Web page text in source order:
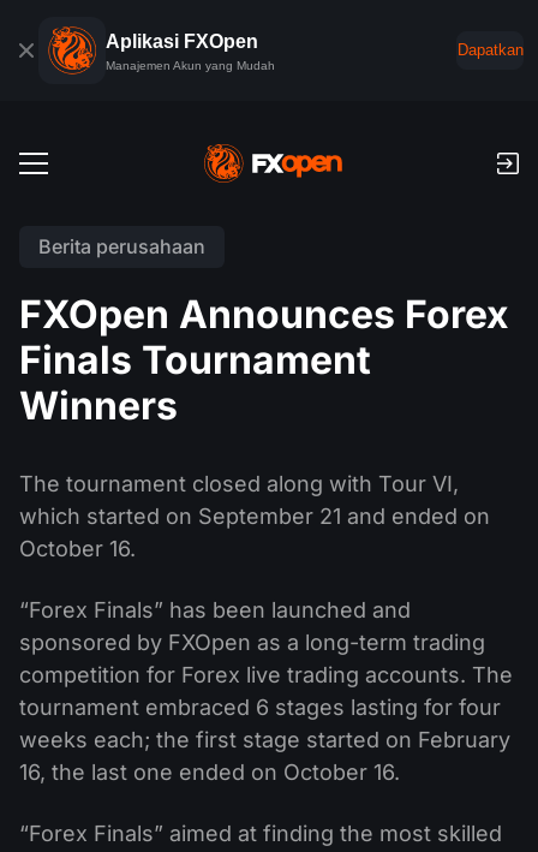
Aplikasi FXOpen
Manajemen Akun yang Mudah
Dapatkan
Akun Demo Forex
Komisi dan Swap
Pembayaran
Setoran dan Penarikan
PAMM
Peringkat Akun PAMM
Akun PAMM
Master dan Follower
Alat Trader
Promosi
Forex
Indeks
Saham
ETF
Mata uang kripto
Platform Trading
TickTrader
Aplikasi FXOpen
Android Aplikasi FXOpen
API FIX
Berita & Analisis
Kalender Dividen
Forum Forex
Bantuan
Apa itu Trading CFD?
Apa itu Trading ECN?
Apa itu Broker Forex?
Berita perusahaan
Hubungi kami
Berita perusahaan
FXOpen Announces Forex
Finals Tournament
Winners
The tournament closed along with Tour VI,
which started on September 21 and ended on
October 16.
“Forex Finals” has been launched and
sponsored by FXOpen as a long-term trading
competition for Forex live trading accounts. The
tournament embraced 6 stages lasting for four
weeks each; the first stage started on February
16, the last one ended on October 16.
“Forex Finals” aimed at finding the most skilled